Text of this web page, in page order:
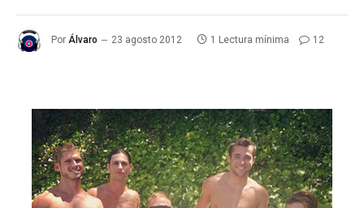
Por Álvaro 23 agosto 2012 1 Lectura mínima 12